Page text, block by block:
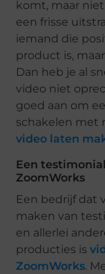
komt, maar
een frisse
iemand die
product is,
Dan heb je al
video niet
goed aan om
schakelen met
video laten
Een
ZoomWorks
Een bedrijf dat
maken van
en allerlei
producties is
ZoomWorks.